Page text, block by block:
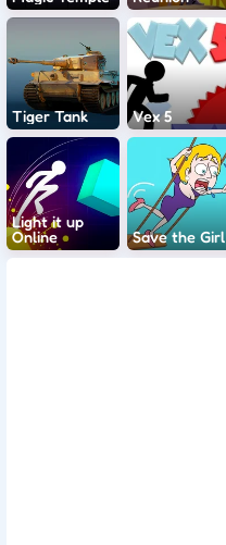
Tiger Tank Vex 5
Light it up
Online
Save the Girl